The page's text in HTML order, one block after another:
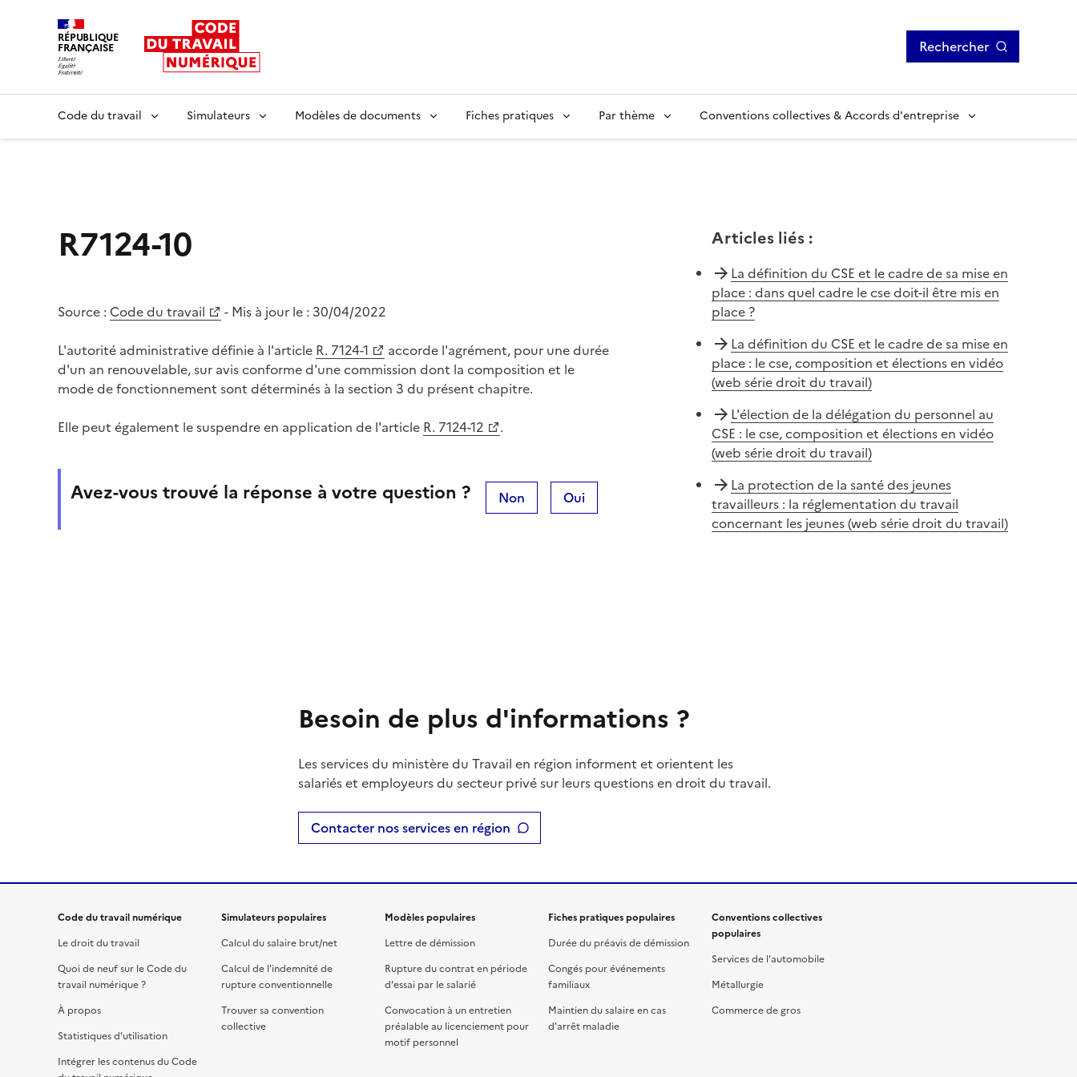
RÉPUBLIQUE
FRANÇAISE Rechercher
Code du travail Simulateurs Modèles de documents Fiches pratiques Par thème Conventions collectives & Accords d'entreprise
R7124-10
Source : Code du travail - Mis à jour le : 30/04/2022
L'autorité administrative définie à l'article R. 7124-1
accorde l'agrément, pour une durée
d'un an renouvelable, sur avis conforme d'une commission dont la composition et le
mode de fonctionnement sont déterminés à la section 3 du présent chapitre.
Elle peut également le suspendre en application de l'article R. 7124-12 .
Avez-vous trouvé la réponse à votre question ? Non Oui
Articles liés:
La définition du CSE et le cadre de sa mise en
place : dans quel cadre le cse doit-il être mis en
place ?
La définition du CSE et le cadre de sa mise en
place : le cse, composition et élections en vidéo
(web série droit du travail)
L'élection de la délégation du personnel au
CSE : le cse, composition et élections en vidéo
(web série droit du travail)
La protection de la santé des jeunes
travailleurs : la réglementation du travail
concernant les jeunes (web série droit du travail)
Besoin de plus d'informations ?
Les services du ministère du Travail en région informent et orientent les
salariés et employeurs du secteur privé sur leurs questions en droit du travail.
Contacter nos services en région
Code du travail numérique
Le droit du travail
Quoi de neuf sur le Code du
travail numérique ?
À propos
Statistiques d'utilisation
Intégrer les contenus du Code
Simulateurs populaires
Calcul du salaire brut/net
Calcul de l'indemnité de
rupture conventionnelle
Trouver sa convention
collective
Modèles populaires
Lettre de démission
Rupture du contrat en période
d'essai par le salarié
Convocation à un entretien
préalable au licenciement pour
motif personnel
Fiches pratiques populaires
Durée du préavis de démission
Congés pour événements
familiaux
Maintien du salaire en cas
d'arrêt maladie
Conventions collectives
populaires
Services de l'automobile
Métallurgie
Commerce de gros